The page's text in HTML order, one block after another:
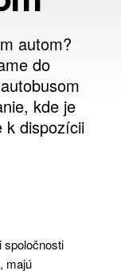
autom?
do
kde je
k dispozícii
spoločnosti
majú